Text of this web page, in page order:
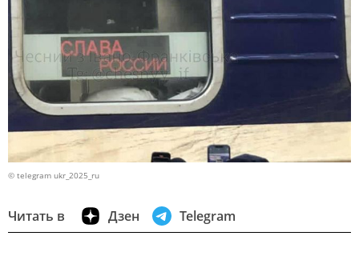
© telegram ukr_2025_ru
Читать в Дзен Telegram